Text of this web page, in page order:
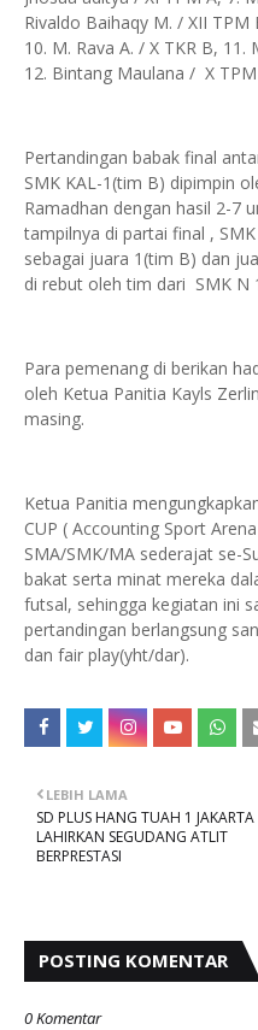
Rivaldo Baihaqy M. / XII
10. M. Rava A. / X TKR B, 11.
12. Bintang Maulana / X TPM
Pertandingan babak final
SMK KAL-1(tim B) dipimpin
Ramadhan dengan hasil 2-7
tampilnya di partai final ,
sebagai juara 1(tim B) dan
di rebut oleh tim dari SMK N
Para pemenang di berikan
oleh Ketua Panitia Kayls
masing.
Ketua Panitia
CUP ( Accounting Sport
SMA/SMK/MA sederajat se-
bakat serta minat mereka
futsal, sehingga kegiatan ini
pertandingan berlangsung
dan fair play(yht/dar).
LEBIH LAMA
SD PLUS HANG TUAH 1 JAKARTA
LAHIRKAN SEGUDANG ATLIT
BERPRESTASI
POSTING KOMENTAR
0 Komentar